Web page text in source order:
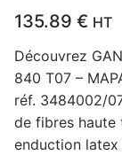
135.89 € HT
Découvrez
840 T07 –
réf. 3484002/
de fibres haute
enduction latex